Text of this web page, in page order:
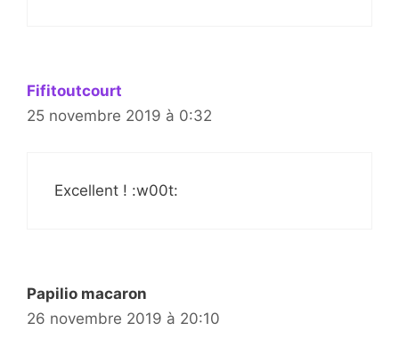
Fifitoutcourt
25 novembre 2019 à 0:32
Excellent ! :w00t:
Papilio macaron
26 novembre 2019 à 20:10